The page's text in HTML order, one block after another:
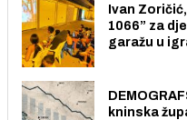
Ivan
1066” za
garažu u
kninska